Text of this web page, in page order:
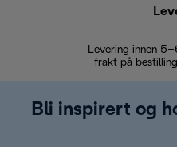
Levering innen
frakt på
Bli inspirert og